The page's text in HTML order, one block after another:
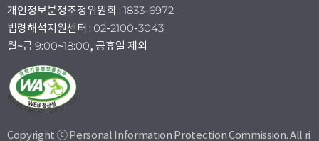
개인정보분쟁조정위원회 : 1833-6972
법령해석지원센터 : 02-2100-3043
월~금 9:00~18:00, 공휴일 제외
Copyright ⓒ Personal Information Protection Commission. All ri